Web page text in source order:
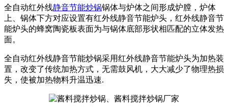
全自动红外线静音节能炒锅锅体与炉体之间形成炉膛，炉体
上、锅体下方对应设置有红外线静音节能炉头，红外线静音节
能炉头的蜂窝陶瓷板表面为与锅体底部形状相匹配的立体发热
面。
全自动红外线静音节能炒锅采用红外线静音节能炉头为加热装
置，改变了传统加热方式，无需鼓风机，大大减少了物理热损
失，使被加热物料升温迅速.